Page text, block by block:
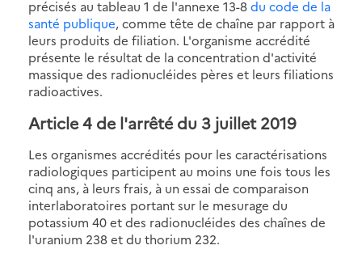
précisés au tableau 1 de l'annexe 13-8du code de la
santé publique, comme tête de chaîne par rapport à
leurs produits de filiation. L'organisme accrédité
présente le résultat de la concentration d'activité
massique des radionucléides pères et leurs filiations
radioactives.
Article 4 de l'arrêté du 3 juillet 2019
Les organismes accrédités pour les caractérisations
radiologiques participent au moins une fois tous les
cinq ans, à leurs frais, à un essai de comparaison
interlaboratoires portant sur le mesurage du
potassium 40 et des radionucléides des chaînes de
l'uranium 238 et du thorium 232.